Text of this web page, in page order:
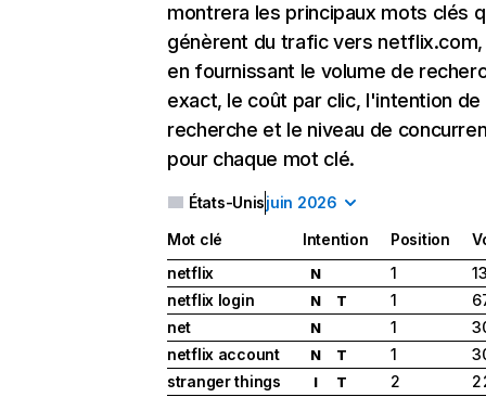
montrera les principaux mots clés
génèrent du trafic vers
en fournissant le volume de
exact, le coût par clic, l'intention de
recherche et le niveau de
pour chaque mot clé.
États-Unisjuin 2026
Mot clé Intention Position
netflix
N 1
netflix login
N T 1
net
N 1
netflix account
N T 1
stranger things
I T 2 2